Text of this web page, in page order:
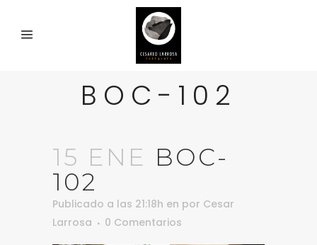
BOC-102
15 ENE BOC-
102
Publicado a las 21:18h en por Cesar
Larrosa
0 Comentarios